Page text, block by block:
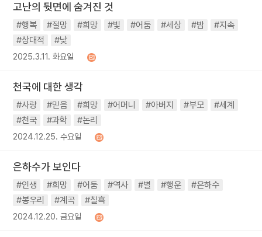
고난의 뒷면에 숨겨진 것
#행복 #절망 #희망 #빛 #어둠 #세상 #밤
#지속
#상대적
#낮
2025.3.11. 화요일
천국에 대한 생각
#사랑 #믿음 #희망 #어머니 #아버지 #부모
#세계
#천국
#과학 #논리
2024.12.25. 수요일
은하수가 보인다
#인생 #희망 #어둠 #역사 #별 #행운
#은하수
#봉우리
#계곡 #칠흑
2024.12.20. 금요일